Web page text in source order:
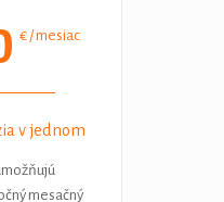
€ / mesiac
v jednom
mesačný